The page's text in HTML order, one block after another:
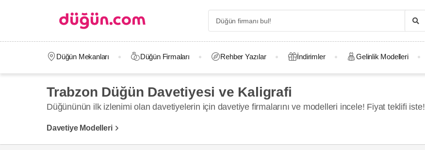
Düğün Mekanları Düğün Firmaları Rehber Yazılar İndirimler Gelinlik Modelleri
Trabzon Düğün Davetiyesi ve Kaligrafi
Düğününün ilk izlenimi olan davetiyelerin için davetiye firmalarını ve modelleri incele! Fiyat teklifi iste!
Davetiye Modelleri